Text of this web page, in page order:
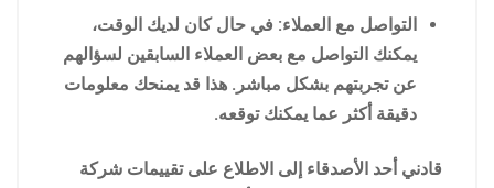
التواصل مع العملاء: في حال كان لديك الوقت،
يمكنك التواصل مع بعض العملاء السابقين لسؤالهم
عن تجربتهم بشكل مباشر. هذا قد يمنحك معلومات
دقيقة أكثر عما يمكنك توقعه.
قادني أحد الأصدقاء إلى الاطلاع على تقييمات شركة